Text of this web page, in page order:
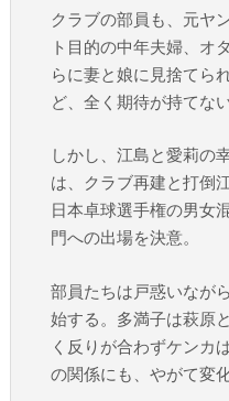
クラブの部員も、元ヤ
ト目的の中年夫婦、オ
らに妻と娘に見捨てら
ど、全く期待が持てな
しかし、江島と愛莉の
は、クラブ再建と打倒
日本卓球選手権の男女
門への出場を決意。
部員たちは戸惑いなが
始する。多満子は萩原
く反りが合わずケンカ
の関係にも、やがて変